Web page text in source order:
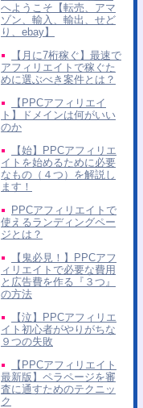
へようこそ【転売、アマ
ゾン、輸入、輸出、せど
り、ebay】
【月に7桁稼ぐ】最速で
アフィリエイトで稼ぐた
めに選ぶべき案件とは？
【PPCアフィリエイ
ト】ドメインは何がいい
のか
【始】PPCアフィリエ
イトを始めるために必要
なもの（４つ）を解説し
ます！
PPCアフィリエイトで
使えるランディングペー
ジとは？
【鬼必見！】PPCアフ
ィリエイトで必要な費用
と広告費を作る『３つ』
の方法
【泣】PPCアフィリエ
イト初心者がやりがちな
９つの失敗
【PPCアフィリエイト
最新版】ペラページを審
査に通すためのテクニッ
ク